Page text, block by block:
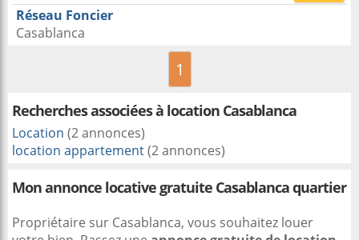
Réseau Foncier
Casablanca
1
Recherches associées à location Casablanca
Location (2 annonces)
location appartement(2 annonces)
Mon annonce locative gratuite Casablanca quartier
Propriétaire sur Casablanca, vous souhaitez louer